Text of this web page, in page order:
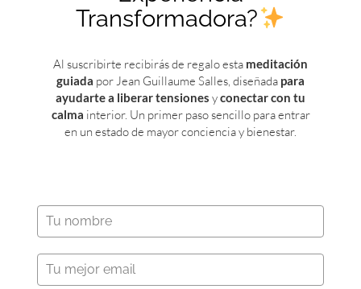
PROGRESO DEL CURSO
PROGRESO DEL CURSO
0% COMPLETADO 0/0 pasos
Transformadora?
Al suscribirte recibirás de regalo esta meditación
guiada por Jean Guillaume Salles, diseñada para
ayudarte a liberar tensiones yconectar con tu
calma interior. Un primer paso sencillo para entrar
en un estado de mayor conciencia y bienestar.